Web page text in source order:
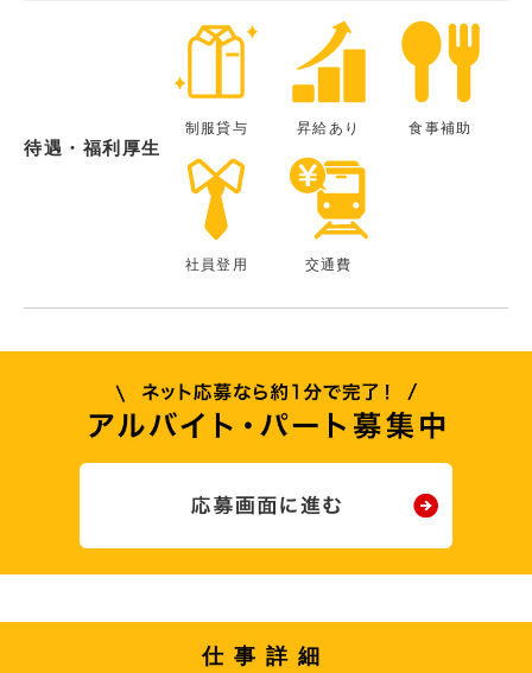
待遇・福利厚生
制服貸与 昇給あり 食事補助
社員登用 交通費
仕事詳細